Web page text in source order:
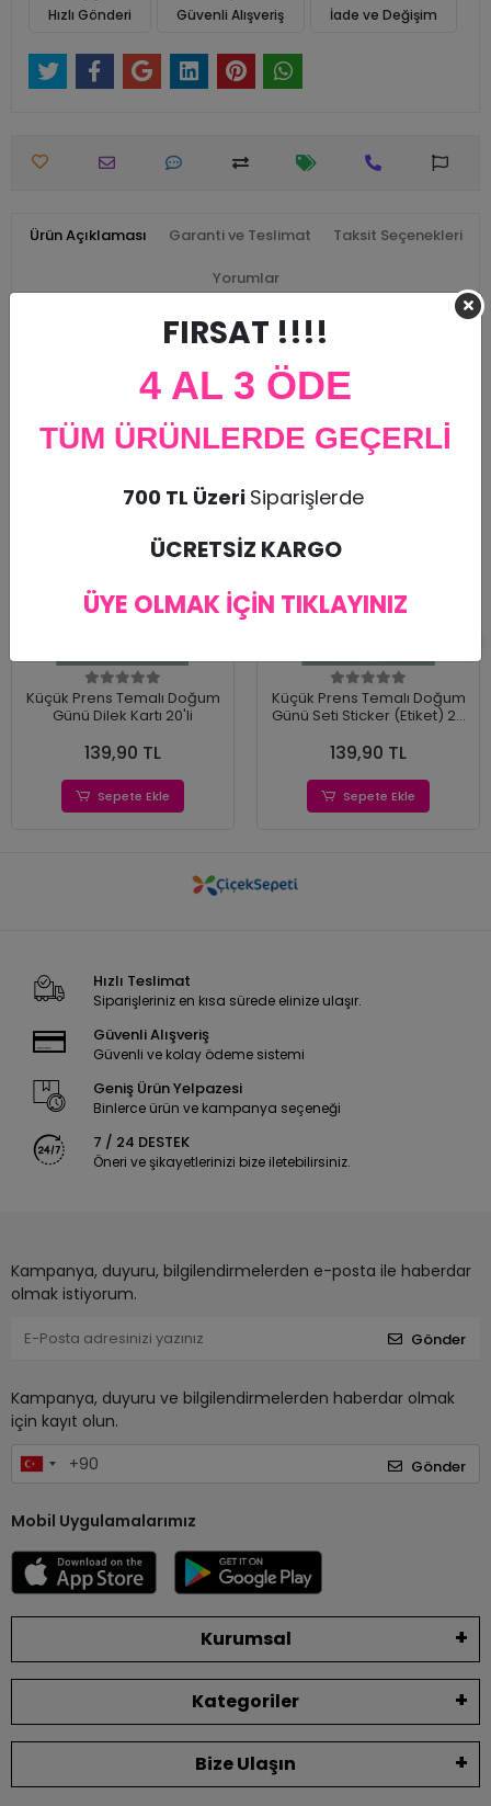
Hızlı Gönderi Güvenli Alışveriş İade ve Değişim
Ürün Açıklaması Garanti ve Teslimat Taksit Seçenekleri
Yorumlar
2 metre Şerit Led Pilli
Küçük Prens Temalı Doğum
Günü Dilek Kartı 20'li
139,90 TL
Sepete Ekle
Küçük Prens Temalı Doğum
Günü Seti Sticker (Etiket) 20
139,90 TL
Sepete Ekle
Hızlı Teslimat
Siparişleriniz en kısa sürede elinize ulaşır.
Güvenli Alışveriş
Güvenli ve kolay ödeme sistemi
Geniş Ürün Yelpazesi
Binlerce ürün ve kampanya seçeneği
7 / 24 DESTEK
Öneri ve şikayetlerinizi bize iletebilirsiniz.
Kampanya, duyuru, bilgilendirmelerden e-posta ile haberdar
olmak istiyorum.
Gönder
Kampanya, duyuru ve bilgilendirmelerden haberdar olmak
için kayıt olun.
Gönder
Mobil Uygulamalarımız
Kurumsal
Kategoriler
Bize Ulaşın
FIRSAT !!!!
4 AL 3 ÖDE
TÜM ÜRÜNLERDE GEÇERLİ
700 TL Üzeri Siparişlerde
ÜCRETSİZ KARGO
ÜYE OLMAK İÇİN TIKLAYINIZ